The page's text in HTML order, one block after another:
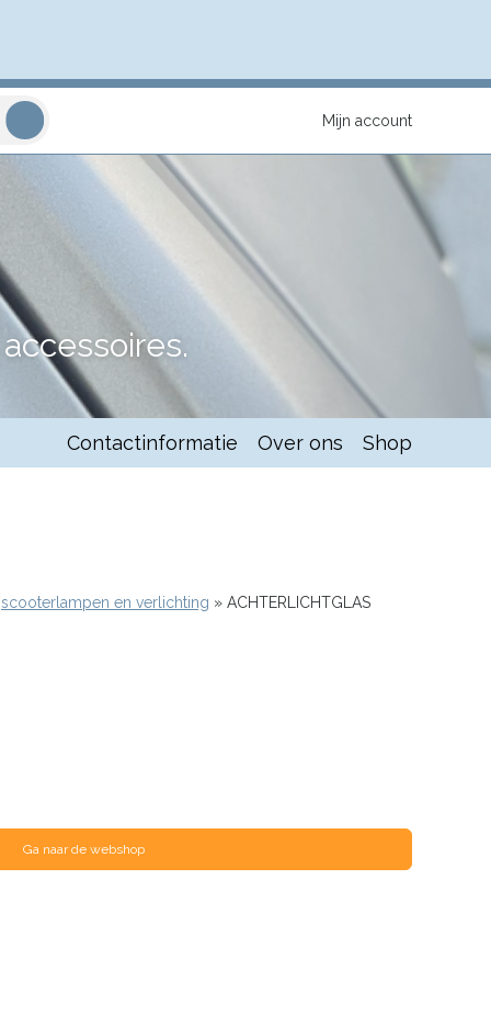
Mijn account
Contactinformatie Over ons Shop
scooterlampen en verlichting
ACHTERLICHTGLAS
Ga naar de webshop